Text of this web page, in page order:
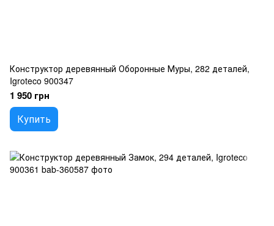
Конструктор деревянный Оборонные Муры, 282 деталей,
Igroteco 900347
1 950 грн
Купить